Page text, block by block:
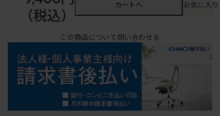
（税込）
カートへ お気に入
この商品について問い合わせる